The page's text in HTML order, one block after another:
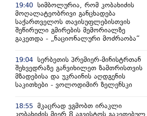
19:40 სიმბოლურია, რომ კობახიძის
მოღალატეობრივი განცხადება
საქართველოს თავისუფლებისთვის
შეწირული გმირების მემორიალზე
გაკეთდა - „ნაციონალური მოძრაობა“
19:04 სერბეთის პრემიერ-მინისტრთან
შეხვედრაზე განვიხილეთ ზამთრისთვის
მზადებისა და უკრაინის აღდგენის
საკითხები - ვოლოდიმირ ზელენსკი
18:55 მკაცრად ვგმობთ ირაკლი
კობახიძის მიერ 8 აგვისტოს გაკეთებულ